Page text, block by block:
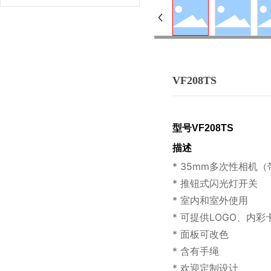
VF208TS
型号VF208TS
描述
* 35mm多次性相机（
* 推钮式闪光灯开关
* 室内和室外使用
* 可提供LOGO、内彩
* 面板可改色
* 含有手绳
* 欢迎定制设计